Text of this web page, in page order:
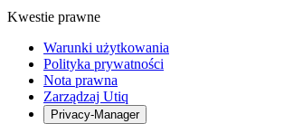
Kwestie prawne
Warunki użytkowania
Polityka prywatności
Nota prawna
Zarządzaj Utiq
Privacy-Manager